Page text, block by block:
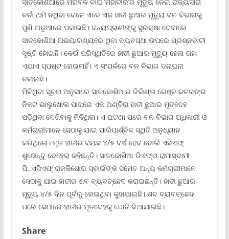
ଚର୍ଚା ଥମି ନଥିବା ବେଳେ ଏବେ ଏକ ହାତୀ ଛୁଆର ମୃତ୍ୟୁ ବନ ବିଭାଗକୁ
ପୁଣି ଅଡୁଆରେ ପକାଇଛି। ବନ୍ୟପ୍ରାଣୀଙ୍କୁ ସୁରକ୍ଷା ଦେବାରେ
ସାତକୋଶିଆ ଅଭୟାରଣ୍ୟରେ ଥିବା ବ୍ୟବସ୍ଥା ଉପରେ ପ୍ରଶ୍ନବାଚୀ
ସୃଷ୍ଟି ହୋଇଛି। କେଉଁ ପରିସ୍ଥିତିରେ ହାତୀ ଛୁଆର ମୃତ୍ୟୁ ହେଲା ତାହା
ଏଯାଏ ସ୍ପଷ୍ଟ ହୋଇନାହିଁ। ଏ ସଂପର୍କରେ ବନ ବିଭାଗ ତନାଘନା
ଚଳାଇଛି।
ମିଳିଥିବା ସୂଚନା ଅନୁସାରେ ସାତକୋଶିଆର ଜିଲିଣ୍ତା ରେଞ୍ଜ କଟରଙ୍ଗ
ନିକଟ ଭାଲୁଖୋଲ ପାଖରେ ଏକ ଅଣ୍ତିରା ହାତୀ ଛୁଆର ମୃତଦେହ
ପଡ଼ିଥିବା ଦେଖିବାକୁ ମିଳିଥିଲା। ଏ ଘଟଣା ପରେ ବନ ବିଭାଗ ଅଧିକାରୀ ଓ
କର୍ମଚାରୀମାନେ ସେଠାକୁ ଯାଇ ପାରିପାର୍ଶ୍ବିକ ସ୍ଥିତି ଅନୁଧ୍ୟାନ
କରିଥିଲେ। ମୃତ ହାତୀର ବୟସ ୪/୫ ବର୍ଷ ହେବ ବୋଲି ଏସିଏଫ୍
ଶୁଭେନ୍ଦୁ ବେହେରା କହିଛନ୍ତି। ସାତକୋଶିଆ ଡିଏଫ୍ଓ ରାମାସ୍ବାମୀ
ପି.,ଏସିଏଫ୍ ରାଜକିଶୋର ସ୍ବାଇଁଙ୍କ ସମେତ ଅନ୍ୟ କର୍ମଚାରୀମାନେ
ସେଠାକୁ ଯାଇ ହାତୀର ଶବ ବ୍ୟବଚ୍ଛେଦ କରାଇଛନ୍ତି। ହାତୀ ଛୁଆର
ମୃତ୍ୟୁ ୪/୫ ଦିନ ପୂର୍ବରୁ ହୋଇଥିବା କୁହାଯାଇଛି। ଶବ ବ୍ୟବଚ୍ଛେଦ
ପରେ ସେଠାରେ ହାତୀର ମୃତଦେହକୁ ପୋତି ଦିଆଯାଇଛି।
Share